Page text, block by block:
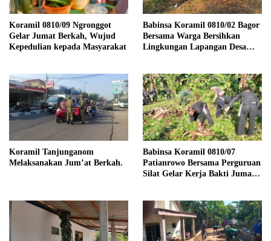
Koramil 0810/09 Ngronggot
Gelar Jumat Berkah, Wujud
Kepedulian kepada Masyarakat
Babinsa Koramil 0810/02 Bagor
Bersama Warga Bersihkan
Lingkungan Lapangan Desa
Koramil Tanjunganom
Melaksanakan Jum’at Berkah.
Babinsa Koramil 0810/07
Patianrowo Bersama Perguruan
Silat Gelar Kerja Bakti Jumat